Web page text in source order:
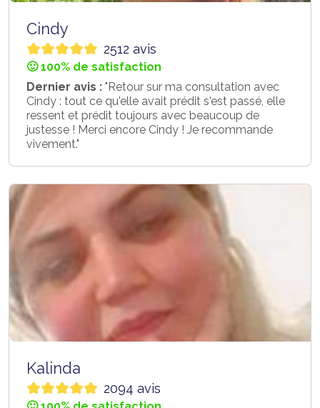
Cindy
2512 avis
🙂 100% de satisfaction
Dernier avis : "Retour sur ma consultation avec
Cindy : tout ce qu'elle avait prédit s'est passé, elle
ressent et prédit toujours avec beaucoup de
justesse ! Merci encore Cindy ! Je recommande
vivement."
Kalinda
2094 avis